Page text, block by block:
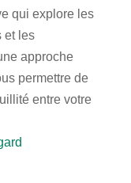
qui explore les
et les
approche
permettre de
entre votre